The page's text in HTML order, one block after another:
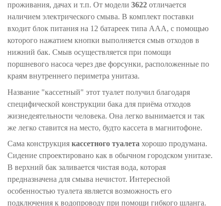
проживания, дачах и т.п. От модели 3622 отличается
наличием электрического смыва. В комплект поставки
входит блок питания на 12 батареек типа ААА, с помощью
которого нажатием кнопки выполняется смыв отходов в
нижний бак. Смыв осуществляется при помощи
поршневого насоса через две форсунки, расположенные по
краям внутреннего периметра унитаза.
Название "кассетный" этот туалет получил благодаря
специфической конструкции бака для приёма отходов
жизнедеятельности человека. Она легко вынимается и так
же легко ставится на место, будто кассета в магнитофоне.
Сама конструкция кассетного туалета хорошо продумана.
Сидение спроектировано как в обычном городском унитазе.
В верхний бак заливается чистая вода, которая
предназначена для смыва нечистот. Интересной
особенностью туалета является возможность его
подключения к водопроводу при помощи гибкого шланга.